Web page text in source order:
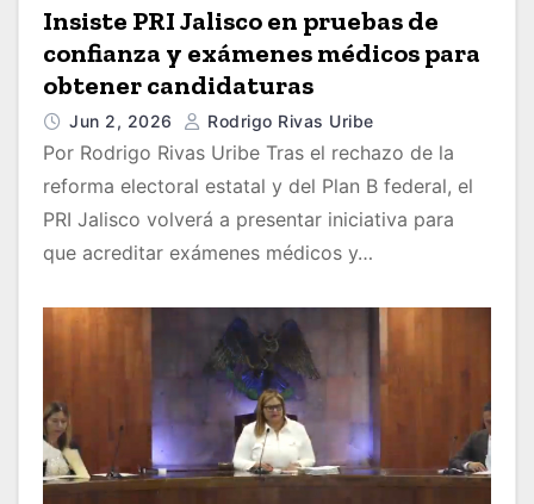
Insiste PRI Jalisco en pruebas de
confianza y exámenes médicos para
obtener candidaturas
Jun 2, 2026 Rodrigo Rivas Uribe
Por Rodrigo Rivas Uribe Tras el rechazo de la
reforma electoral estatal y del Plan B federal, el
PRI Jalisco volverá a presentar iniciativa para
que acreditar exámenes médicos y…